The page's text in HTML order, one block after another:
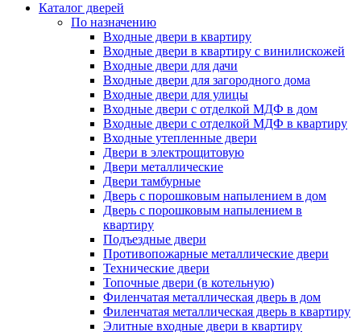
Каталог дверей
По назначению
Входные двери в квартиру
Входные двери в квартиру с винилискожей
Входные двери для дачи
Входные двери для загородного дома
Входные двери для улицы
Входные двери с отделкой МДФ в дом
Входные двери с отделкой МДФ в квартиру
Входные утепленные двери
Двери в электрощитовую
Двери металлические
Двери тамбурные
Дверь с порошковым напылением в дом
Дверь с порошковым напылением в
квартиру
Подъездные двери
Противопожарные металлические двери
Технические двери
Топочные двери (в котельную)
Филенчатая металлическая дверь в дом
Филенчатая металлическая дверь в квартиру
Элитные входные двери в квартиру